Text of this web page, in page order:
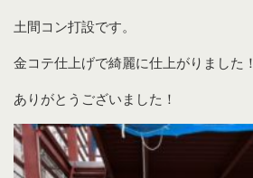
土間コン打設です。
金コテ仕上げで綺麗に仕上がりました！
ありがとうございました！